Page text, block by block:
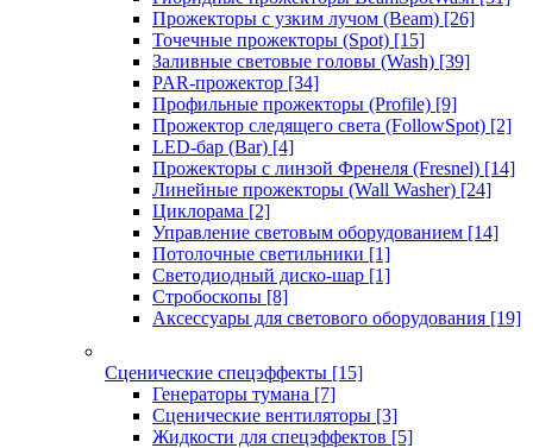
Прожекторы с узким лучом (Beam) [26]
Точечные прожекторы (Spot) [15]
Заливные световые головы (Wash) [39]
PAR-прожектор [34]
Профильные прожекторы (Profile) [9]
Прожектор следящего света (FollowSpot) [2]
LED-бар (Bar) [4]
Прожекторы с линзой Френеля (Fresnel) [14]
Линейные прожекторы (Wall Washer) [24]
Циклорама [2]
Управление световым оборудованием [14]
Потолочные светильники [1]
Светодиодный диско-шар [1]
Стробоскопы [8]
Аксессуары для светового оборудования [19]
Сценические спецэффекты [15]
Генераторы тумана [7]
Сценические вентиляторы [3]
Жидкости для спецэффектов [5]